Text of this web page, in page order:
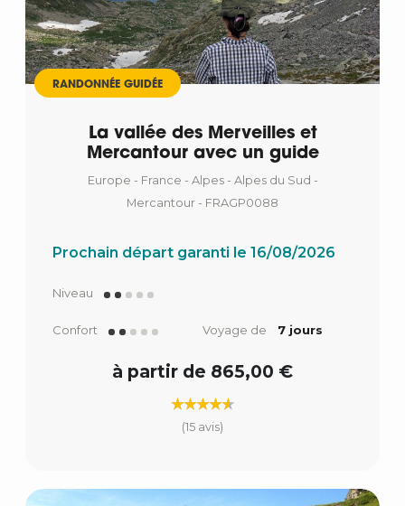
RANDONNÉE GUIDÉE
La vallée des Merveilles et
Mercantour avec un guide
Europe - France - Alpes - Alpes du Sud -
Mercantour - FRAGP0088
Prochain départ garanti le 16/08/2026
Niveau
Confort Voyage de 7 jours
à partir de 865,00 €
(15 avis)